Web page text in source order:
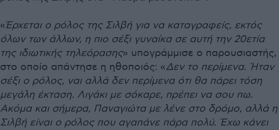
«Έρχεται ο ρόλος της Σιλβή για να καταγραφείς, εκτός
όλων των άλλων, η πιο σέξι γυναίκα σε αυτή την 20ετία
της ιδιωτικής τηλεόρασης» υπογράμμισε ο παρουσιαστής,
στο οποίο απάντησε η ηθοποιός: «Δεν το περίμενα. Ήταν
σέξι ο ρόλος, ναι αλλά δεν περίμενα ότι θα πάρει τόση
μεγάλη έκταση. Λιγάκι με σόκαρε, πρέπει να σου πω.
Ακόμα και σήμερα, Παναγιώτα με λένε στο δρόμο, αλλά η
Σιλβή είναι ο ρόλος που αγαπάνε πάρα πολύ. Έχω κάνει